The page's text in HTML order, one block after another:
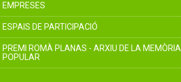
EMPRESES
ESPAIS DE PARTICIPACIÓ
PREMI ROMÀ PLANAS - ARXIU DE LA MEMÒRIA
POPULAR